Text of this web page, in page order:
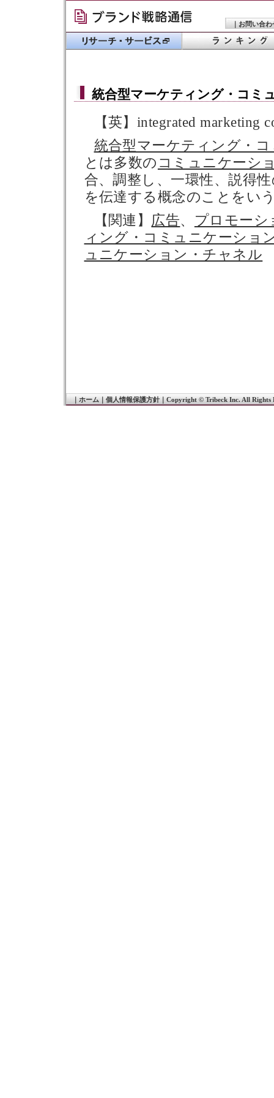
｜ お問い合わ
統合型マーケティング・コミ
【英】integrated marketing
統合型マーケティング・
とは多数の コミュニケーシ
合、調整し、一環性、説得
を伝達する概念のことをい
【関連】 広告、 プロモーシ
ィング・コミュニケーショ
ュニケーション・チャネル
ホーム｜ 個人情報保護方針｜ Copyright © Tribeck Inc. All Rights